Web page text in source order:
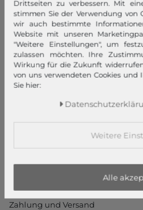
Barrierefreiheitserklärung
Jobs
Unsere Stores
Mein Konto
Login
Informationen
Hilfe & FAQ
Zahlung und Versand
Drittseiten zu verbessern. Mit
stimmen Sie der Verwendung von
wir auch bestimmte
Website mit unseren
"Weitere Einstellungen", um
zulassen möchten. Ihre
Wirkung für die Zukunft
von uns verwendeten Cookies
Sie hier:
Weitere
Alle